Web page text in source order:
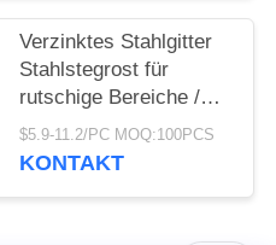
Verzinktes Stahlgitter
Stahlstegrost für
rutschige Bereiche /
Außenplattform
$5.9-11.2/PC MOQ:100PCS
KONTAKT